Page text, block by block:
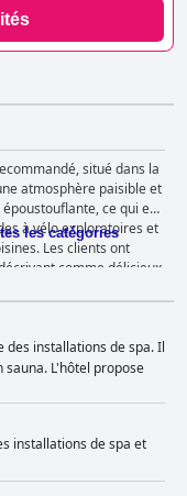
situé dans la
atmosphère paisible et
ce qui en
à vélo exploratoires et
Les clients ont
comme délicieux,
Le dîner à l'hôtel Weis
cuisine excellente et
chambres sont
lits confortables et des
de balcons offrant une
d'un personnel
toujours fait preuve de
l'hôtel Weis est un
avec un espace petit
haut de gamme.
stationnement gratuit
les catégories
des installations de spa. Il
L'hôtel propose
installations de spa et